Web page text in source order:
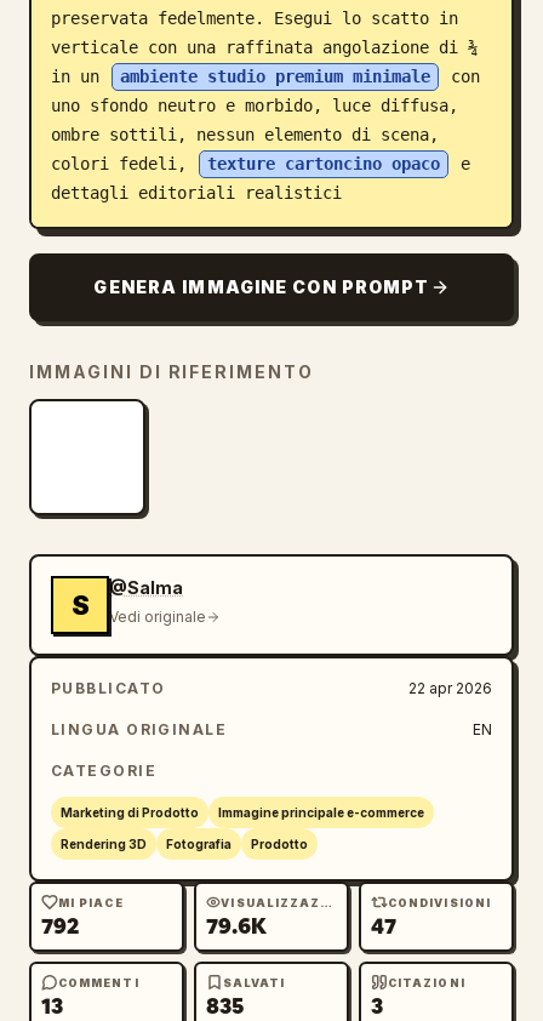
preservata fedelmente. Esegui lo scatto in
verticale con una raffinata angolazione di ¾
in un
ambiente studio premium minimale
con
uno sfondo neutro e morbido, luce diffusa,
ombre sottili, nessun elemento di scena,
colori fedeli,
texture cartoncino opaco
e
dettagli editoriali realistici
GENERA IMMAGINE CON PROMPT
IMMAGINI DI RIFERIMENTO
S
@Salma
Vedi originale
PUBBLICATO 22 apr 2026
LINGUA ORIGINALE EN
CATEGORIE
Marketing di Prodotto Immagine principale e-commerce
Rendering 3D Fotografia Prodotto
MI PIACE
792
VISUALIZZAZIONI
79.6K
CONDIVISIONI
47
COMMENTI
13
SALVATI
835
CITAZIONI
3